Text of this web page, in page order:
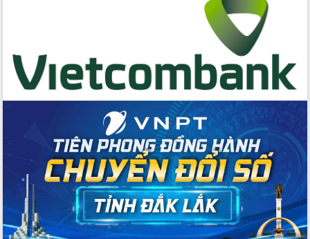
Đắk Lắk về phát triển nhân lực y tế
cho trạm y tế cấp xã
Du lịch Đắk Lắk nâng tầm trải nghiệm
du khách thông qua Hệ thống cơ sở dữ
Tập huấn ứng dụng trí tuệ nhân tạo (AI)
trong thương mại điện tử năm 2026
Đoàn đại biểu Quốc hội tỉnh Đắk Lắk
trao đổi thông tin trước Kỳ họp thứ
nhất, Quốc hội khóa XVI
Quyết liệt cải cách hành chính, khơi
thông nguồn lực phát triển